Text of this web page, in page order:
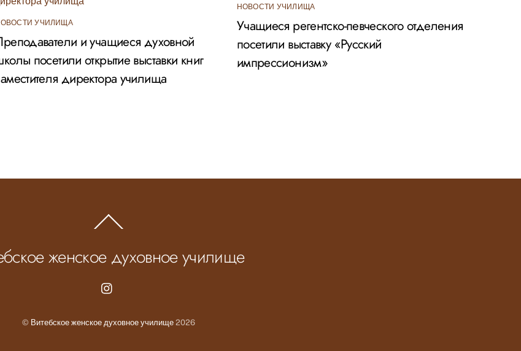
УЧИЛИЩА
и учащиеся духовной
посетили открытие выставки книг
директора училища
НОВОСТИ УЧИЛИЩА
Учащиеся регентско-певческого отделения
посетили выставку «Русский
импрессионизм»
To
женское духовное училище
© Витебское женское духовное училище 2026